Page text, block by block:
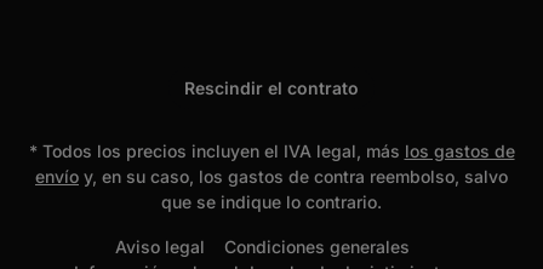
Rescindir el contrato
* Todos los precios incluyen el IVA legal, más los gastos de
envío y, en su caso, los gastos de contra reembolso, salvo
que se indique lo contrario.
Aviso legal
Condiciones generales